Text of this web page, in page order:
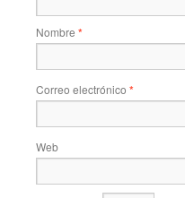
Nombre *
Correo electrónico *
Web